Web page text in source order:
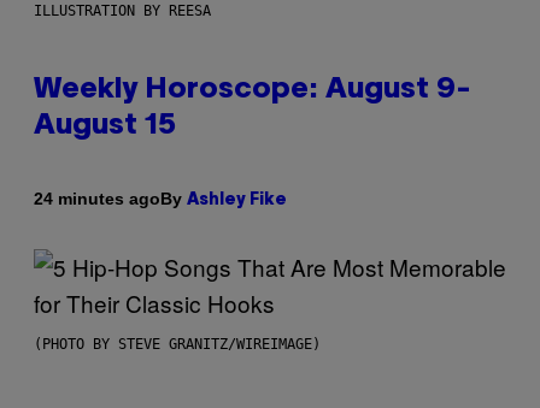
ILLUSTRATION BY REESA
Weekly Horoscope: August 9-
August 15
24 minutes agoBy Ashley Fike
(PHOTO BY STEVE GRANITZ/WIREIMAGE)